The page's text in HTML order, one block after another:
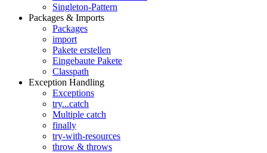
Singleton-Pattern
Packages & Imports
Packages
import
Pakete erstellen
Eingebaute Pakete
Classpath
Exception Handling
Exceptions
try...catch
Multiple catch
finally
try-with-resources
throw & throws